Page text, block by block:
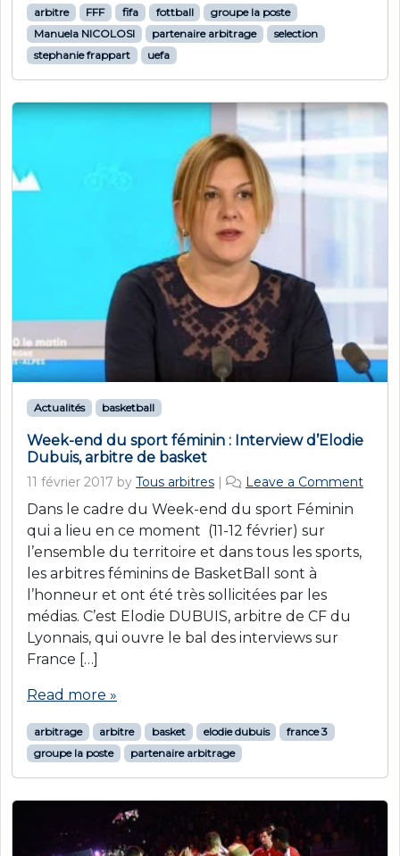
arbitre FFF fifa fottball
groupe la poste
Manuela NICOLOSI
partenaire arbitrage
selection
stephanie frappart
uefa
Actualités basketball
Week-end du sport féminin : Interview d’Elodie
Dubuis, arbitre de basket
11 février 2017 by Tous arbitres | Leave a Comment
Dans le cadre du Week-end du sport Féminin
qui a lieu en ce moment (11-12 février) sur
l’ensemble du territoire et dans tous les sports,
les arbitres féminins de BasketBall sont à
l’honneur et ont été très sollicitées par les
médias. C’est Elodie DUBUIS, arbitre de CF du
Lyonnais, qui ouvre le bal des interviews sur
France […]
Read more »
arbitrage arbitre basket elodie dubuis
france 3
groupe la poste
partenaire arbitrage